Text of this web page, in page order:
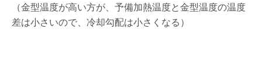
（金型温度が高い方が、予備加熱温度と金型温度の温度
差は小さいので、冷却勾配は小さくなる）